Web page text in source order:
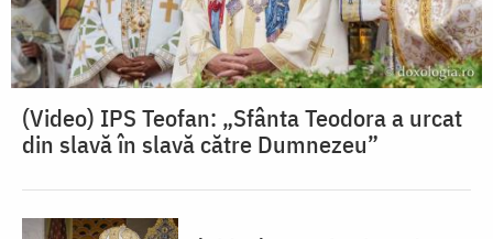
(Video) IPS Teofan: „Sfânta Teodora a urcat
din slavă în slavă către Dumnezeu”